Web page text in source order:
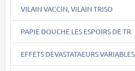
VILAIN VACCIN, VILAIN TRISO
PAPIE DOUCHE LES ESPOIRS DE TR
EFFETS DEVASTATAEURS VARIABLES